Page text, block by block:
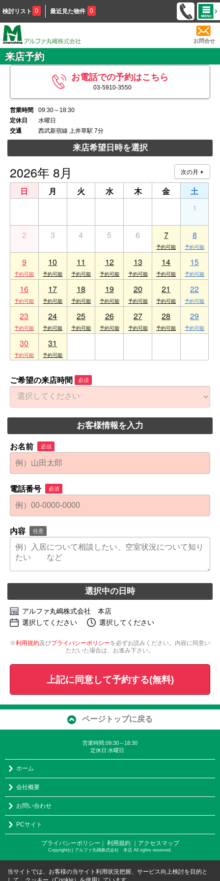
検討リスト 0 最近見た物件 0
お問合せ
来店予約
お電話での予約はこちら
03-5910-3550
営業時間
09:30～18:30
定休日
水曜日
交通
西武新宿線 上井草駅 7分
来店希望日時を選択
2026年 8月
日 月 火 水 木 金
土
1
2 3 4 5 6 7 8
9 10 11 12 13 14 15
16 17 18 19 20 21 22
23 24 25 26 27 28 29
30 31
ご希望の来店時間 必須
お客様情報を入力
お名前 必須
電話番号 必須
内容 任意
選択中の日時
アルファ丸嶋株式会社 本店
選択してください
選択してください
※利用規約及びプライバシーポリシーを必ずお読みください。内容に同意い
ただいた場合は、お進み下さい。
上記に同意して予約する(無料)
ページトップに戻る
営業時間:09:30～18:30
定休日:水曜日
ホーム
会社概要
お問い合わせ
PCサイト
プライバシーポリシー ｜ 利用規約 ｜アクセスマップ
Copyright(c) アルファ丸嶋株式会社 本店 All rights reserved.
当サイトでは、お客様の当サイト利用状況把握、サービス向上検討を目的と